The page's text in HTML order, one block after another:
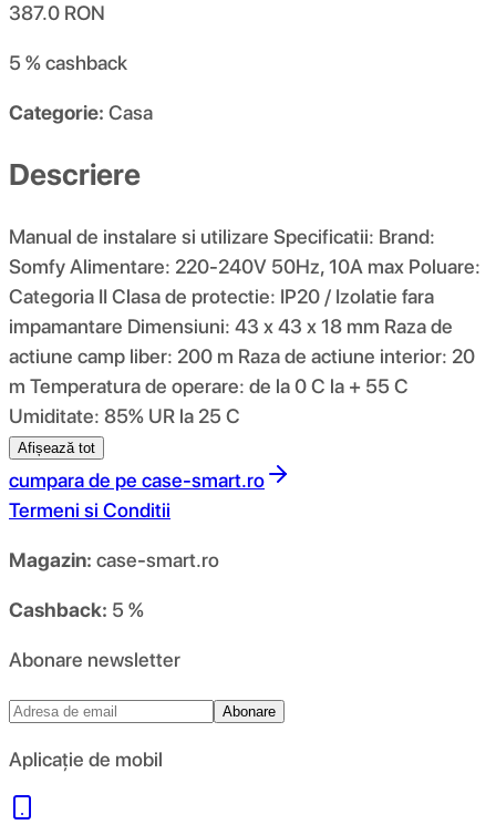
387.0 RON
5 %cashback
Categorie: Casa
Descriere
Manual de instalare si utilizare Specificatii: Brand:
Somfy Alimentare: 220-240V 50Hz, 10A max Poluare:
Categoria II Clasa de protectie: IP20 / Izolatie fara
impamantare Dimensiuni: 43 x 43 x 18 mm Raza de
actiune camp liber: 200 m Raza de actiune interior: 20
m Temperatura de operare: de la 0 C la + 55 C
Umiditate: 85% UR la 25 C
Afișează tot
cumpara de pe case-smart.ro
Termeni si Conditii
Magazin: case-smart.ro
Cashback: 5 %
Abonare newsletter
Abonare
Aplicație de mobil